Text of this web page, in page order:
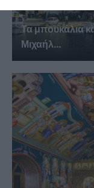
Τα μπουκάλια
Μιχαήλ...